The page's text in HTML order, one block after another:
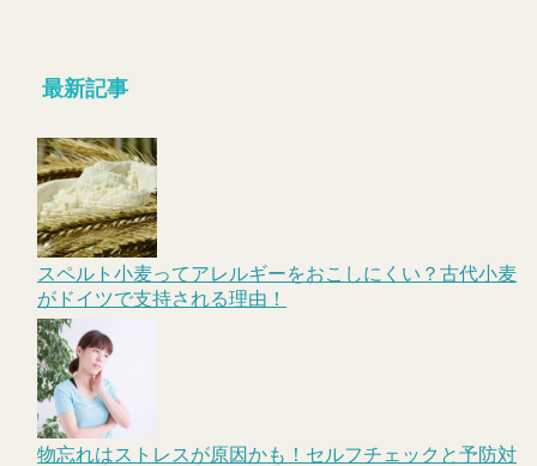
最新記事
スペルト小麦ってアレルギーをおこしにくい？古代小麦
がドイツで支持される理由！
物忘れはストレスが原因かも！セルフチェックと予防対